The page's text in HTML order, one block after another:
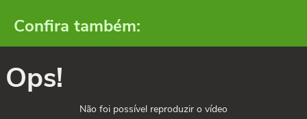
Confira também:
Ops!
Não foi possível reproduzir o vídeo